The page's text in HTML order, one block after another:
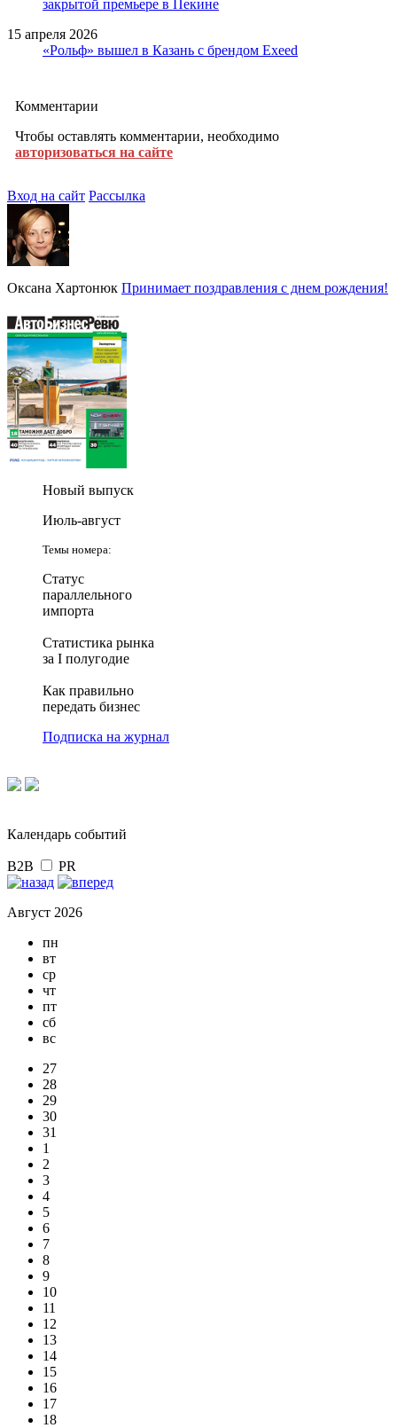
закрытой премьере в Пекине
15 апреля 2026
«Рольф» вышел в Казань с брендом Exeed
Комментарии
Чтобы оставлять комментарии, необходимо
авторизоваться на сайте
Вход на сайт Рассылка
Оксана Хартонюк Принимает поздравления с днем рождения!
Новый выпуск
Июль-август
Темы номера:
Статус
параллельного
импорта
Статистика рынка
за I полугодие
Как правильно
передать бизнес
Подписка на журнал
Календарь событий
B2B PR
Август 2026
пн
вт
ср
чт
пт
сб
вс
27
28
29
30
31
1
2
3
4
5
6
7
8
9
10
11
12
13
14
15
16
17
18